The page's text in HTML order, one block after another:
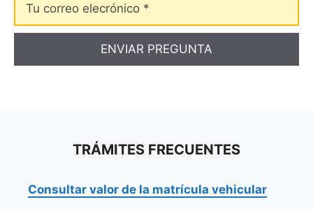
correo
elecrónico
TRÁMITES FRECUENTES
Consultar valor de la matrícula vehicular